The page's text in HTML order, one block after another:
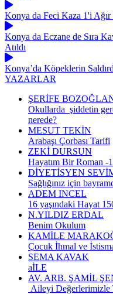
Konya da Feci Kaza 1'i Ağır
Konya da Eczane de Sıra
Atıldı
Konya’da Köpeklerin
YAZARLAR
ŞERİFE
Okullarda şiddetin
nerede?
MESUT TEKİN
Arabaşı Çorbası Tarifi
ZEKİ DURSUN
Hayatım Bir Roman -
DİYETİSYEN
Sağlığınız için
ADEM INCEL
16 yaşındaki Hayat
N.YILDIZ ERDAL
Benim Okulum
KAMİLE
Çocuk İhmal ve
SEMA KAVAK
aİLE
AV. ARB. ŞAMİL
Aileyi Değerlerimizle